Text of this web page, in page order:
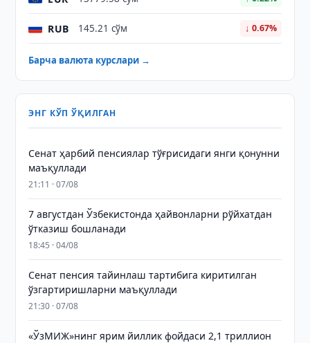
RUB 145.21 сўм ↓ 0.67%
Барча валюта курслари →
ЭНГ КЎП ЎҚИЛГАН
Сенат ҳарбий пенсиялар тўғрисидаги янги қонунни
маъқуллади
21:11 · 07/08
7 августдан Ўзбекистонда ҳайвонларни рўйхатдан
ўтказиш бошланади
18:45 · 04/08
Сенат пенсия тайинлаш тартибига киритилган
ўзгартиришларни маъқуллади
21:30 · 07/08
«ЎзМИЖ»нинг ярим йиллик фойдаси 2,1 триллион